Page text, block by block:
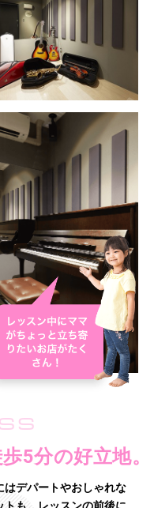
5分の好立地。
デパートやおしゃれな
も。
レッスンの前後に